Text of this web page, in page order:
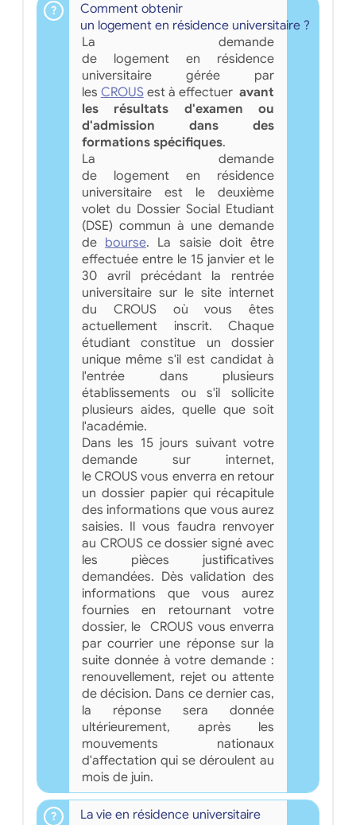
Comment obtenir
un logement en résidence universitaire ?
La demande
de logement en résidence
universitaire gérée par
les CROUSest à effectueravant
les résultats d'examen ou
d'admission dans des
formations spécifiques.
La demande
de logement en résidence
universitaire est le deuxième
volet du Dossier Social Etudiant
(DSE) commun à une demande
de bourse. La saisie doit être
effectuée entre le 15 janvier et le
30 avril précédant la rentrée
universitaire sur le site internet
du CROUS où vous êtes
actuellement inscrit. Chaque
étudiant constitue un dossier
unique même s'il est candidat à
l'entrée dans plusieurs
établissements ou s'il sollicite
plusieurs aides, quelle que soit
l'académie.
Dans les 15 jours suivant votre
demande sur internet,
le CROUS vous enverra en retour
un dossier papier qui récapitule
des informations que vous aurez
saisies. Il vous faudra renvoyer
au CROUS ce dossier signé avec
les pièces justificatives
demandées. Dès validation des
informations que vous aurez
fournies en retournant votre
dossier, le CROUS vous enverra
par courrier une réponse sur la
suite donnée à votre demande :
renouvellement, rejet ou attente
de décision. Dans ce dernier cas,
la réponse sera donnée
ultérieurement, après les
mouvements nationaux
d'affectation qui se déroulent au
mois de juin.
La vie en résidence universitaire